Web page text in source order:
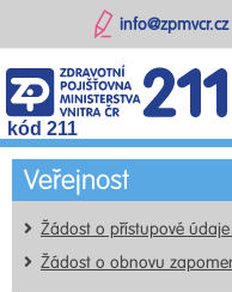
info@zpmvcr.cz
kód 211
Veřejnost
Žádost o přístupové
Žádost o obnovu